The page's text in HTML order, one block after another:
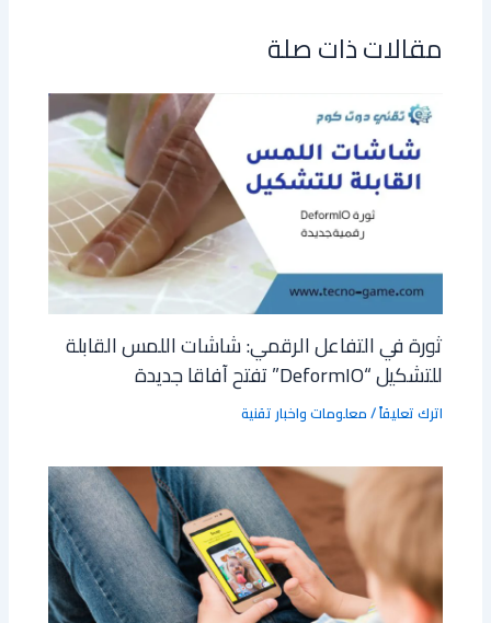
ok
p
p
er
مقالات ذات صلة
ثورة في التفاعل الرقمي: شاشات اللمس القابلة
للتشكيل “DeformIO” تفتح آفاقا جديدة
اترك تعليقاً/معلومات واخبار تقنية